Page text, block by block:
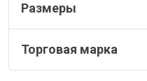
Размеры
Торговая марка